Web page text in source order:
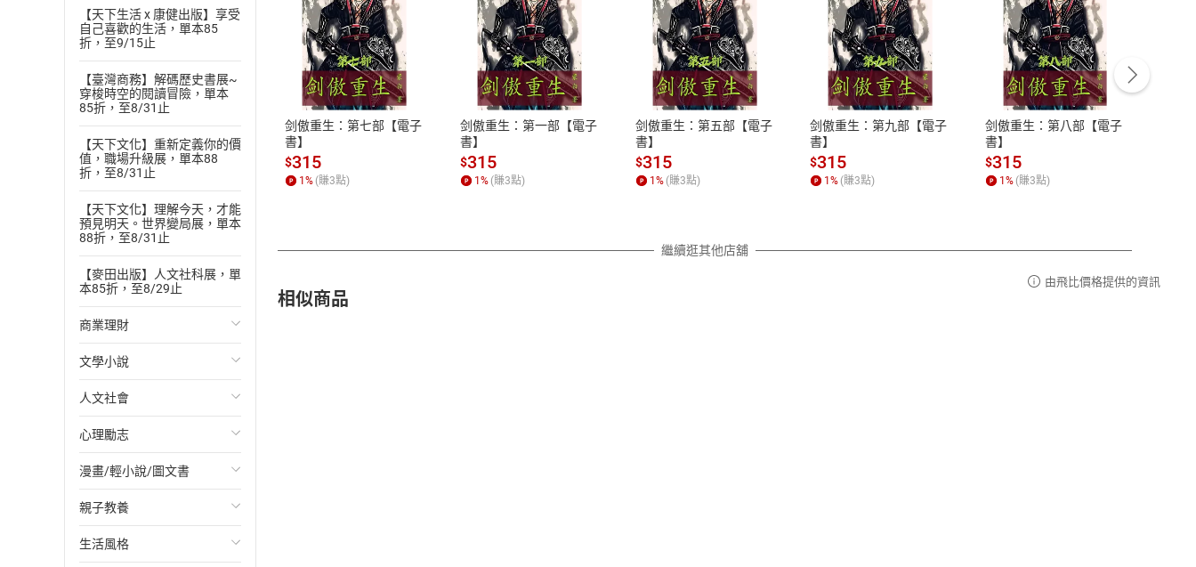
【天下生活 x 康健出版】享受
自己喜歡的生活，單本85
折，至9/15止
【臺灣商務】解碼歷史書展~
穿梭時空的閱讀冒險，單本
85折，至8/31止
【天下文化】重新定義你的價
值，職場升級展，單本88
折，至8/31止
【天下文化】理解今天，才能
預見明天。世界變局展，單本
88折，至8/31止
【麥田出版】人文社科展，單
本85折，至8/29止
商業理財
投資理財
經濟/趨勢
財務/金融
管理/領導
職場工作術
成功法
文學小說
歐美文學
日本文學
韓國文學
華文文學
經典文學
人文社會
國際關係
政治
社會科學
台灣/中國歷史
心理勵志
心靈成長/情緒
人際關係
兩性關係
漫畫/輕小說/圖文書
輕小說
奇幻/科幻
親子教養
教育現場
生活風格
付款方式
ATM轉帳、信用卡、LINE PAY、AFTEE
退換貨規範
本店是否提供消費者保護法七日猶豫期
之權利，遽消費者保護法及通訊交易解
除權合理例外情事適用準則，依商品性
質各有不同規定。詳細退換貨說明請參
照各商品說明。
客服資訊
服務時間：週一到週五 10:00-12:00、
13:00-17:00 (國定假日及例假日休息)
客服電話：0080-1857077
剑傲重生：第七部【電子
書】
$315
1 % (賺3點)
剑傲重生：第一部【電子
書】
$315
1 % (賺3點)
剑傲重生：第五部【電子
書】
$315
1 % (賺3點)
剑傲重生：第九部【電子
書】
$315
1% (賺3點)
剑傲重生：第八部【電子
書】
$315
1% (賺3點)
繼續逛其他店舖
相似商品
由飛比價格提供的資訊